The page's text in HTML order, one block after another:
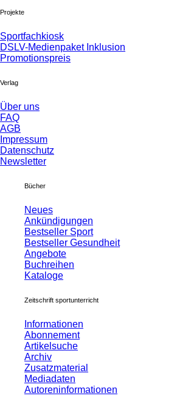
Projekte
Sportfachkiosk
DSLV-Medienpaket Inklusion
Promotionspreis
Verlag
Über uns
FAQ
AGB
Impressum
Datenschutz
Newsletter
Bücher
Neues
Ankündigungen
Bestseller Sport
Bestseller Gesundheit
Angebote
Buchreihen
Kataloge
Zeitschrift sportunterricht
Informationen
Abonnement
Artikelsuche
Archiv
Zusatzmaterial
Mediadaten
Autoreninformationen